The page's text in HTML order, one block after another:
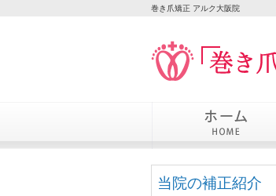
巻き爪矯正 アルク大阪院
当院の補正紹介